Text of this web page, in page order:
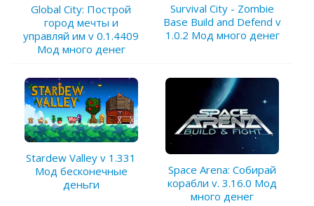
Global City: Построй
город мечты и
управляй им v 0.1.4409
Мод много денег
Survival City - Zombie
Base Build and Defend v
1.0.2 Мод много денег
Stardew Valley v 1.331
Мод бесконечные
деньги
Space Arena: Собирай
корабли v. 3.16.0 Мод
много денег